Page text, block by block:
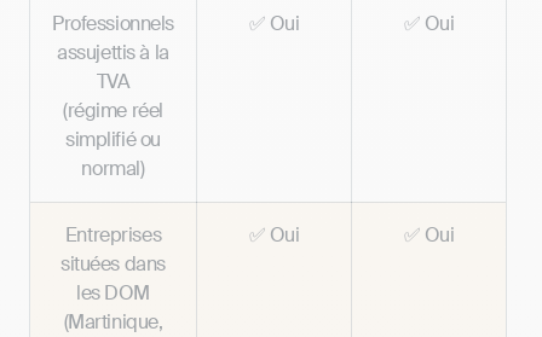
Professionnels
assujettis à la
TVA
(régime réel
simplifié ou
normal)
✅ Oui ✅ Oui
Entreprises
situées dans
les DOM
(Martinique,
✅ Oui ✅ Oui